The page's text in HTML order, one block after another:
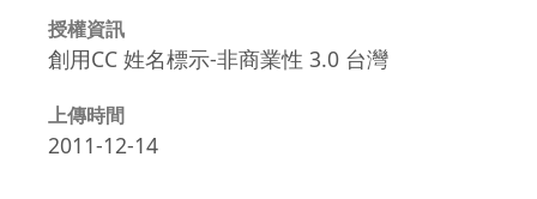
授權資訊
創用CC 姓名標示-非商業性 3.0 台灣
上傳時間
2011-12-14